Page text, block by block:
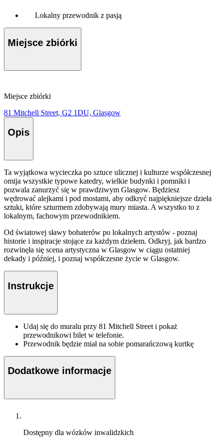
Lokalny przewodnik z pasją
Miejsce zbiórki
Miejsce zbiórki
81 Mitchell Street, G2 1DU, Glasgow
Opis
Ta wyjątkowa wycieczka po sztuce ulicznej i kulturze współczesnej
omija wszystkie typowe katedry, wielkie budynki i pomniki i
pozwala zanurzyć się w prawdziwym Glasgow. Będziesz
wędrować alejkami i pod mostami, aby odkryć najpiękniejsze dzieła
sztuki, które szturmem zdobywają mury miasta. A wszystko to z
lokalnym, fachowym przewodnikiem.
Od światowej sławy bohaterów po lokalnych artystów - poznaj
historie i inspiracje stojące za każdym dziełem. Odkryj, jak bardzo
rozwinęła się scena artystyczna w Glasgow w ciągu ostatniej
dekady i później, i poznaj współczesne życie w Glasgow.
Instrukcje
Udaj się do muralu przy 81 Mitchell Street i pokaż
przewodnikowi bilet w telefonie.
Przewodnik będzie miał na sobie pomarańczową kurtkę
Dodatkowe informacje
Dostępny dla wózków inwalidzkich